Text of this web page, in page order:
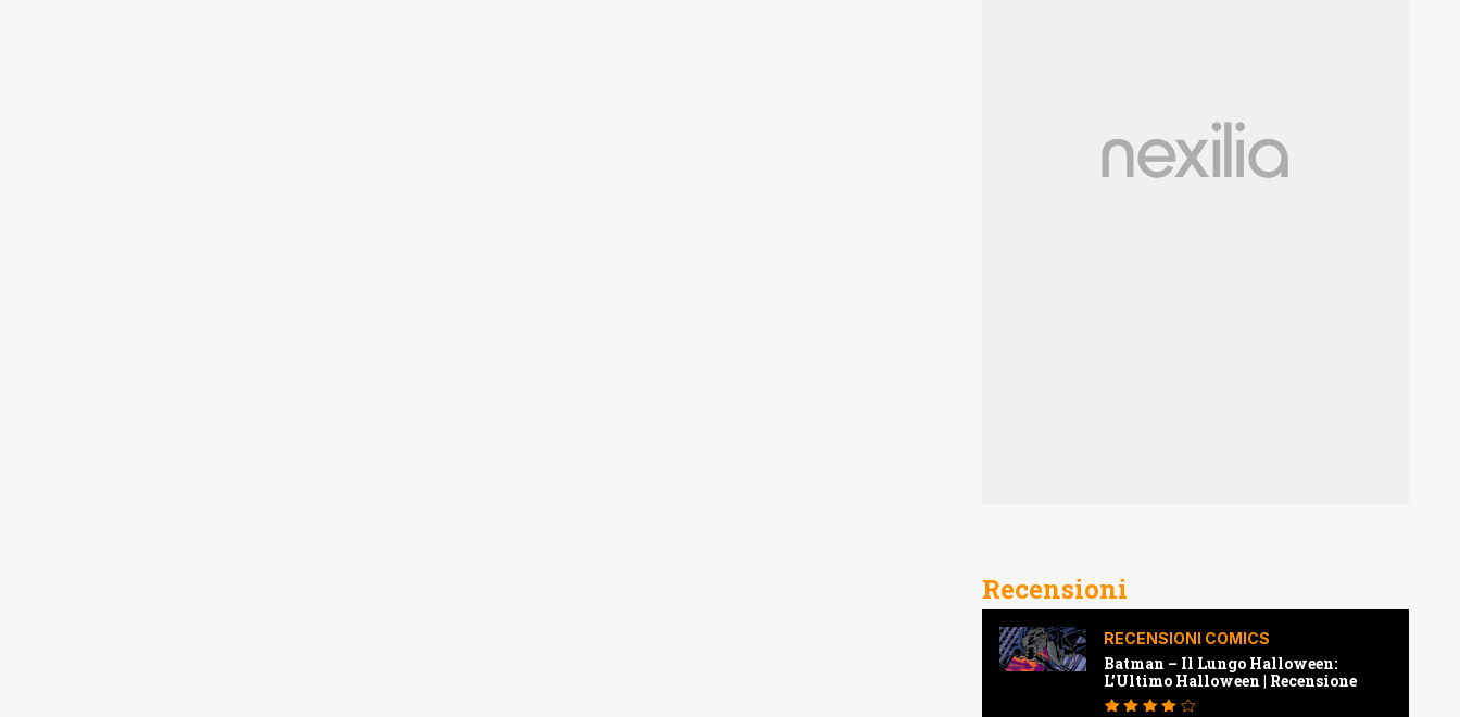
Recensioni
RECENSIONI COMICS
Batman – Il Lungo Halloween:
L’Ultimo Halloween | Recensione